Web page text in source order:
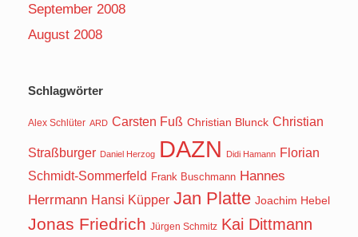
September 2008
August 2008
Schlagwörter
Alex Schlüter ARD Carsten Fuß Christian Blunck Christian
Straßburger Daniel Herzog DAZN Didi Hamann Florian
Schmidt-Sommerfeld Frank Buschmann Hannes
Herrmann Hansi Küpper Jan Platte Joachim Hebel
Jonas Friedrich Jürgen Schmitz Kai Dittmann